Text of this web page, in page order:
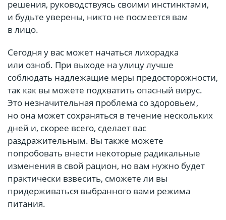
решения, руководствуясь своими инстинктами,
и будьте уверены, никто не посмеется вам
в лицо.
Сегодня у вас может начаться лихорадка
или озноб. При выходе на улицу лучше
соблюдать надлежащие меры предосторожности,
так как вы можете подхватить опасный вирус.
Это незначительная проблема со здоровьем,
но она может сохраняться в течение нескольких
дней и, скорее всего, сделает вас
раздражительным. Вы также можете
попробовать внести некоторые радикальные
изменения в свой рацион, но вам нужно будет
практически взвесить, сможете ли вы
придерживаться выбранного вами режима
питания.